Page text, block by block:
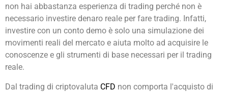
non hai abbastanza esperienza di trading perché non è
necessario investire denaro reale per fare trading. Infatti,
investire con un conto demo è solo una simulazione dei
movimenti reali del mercato e aiuta molto ad acquisire le
conoscenze e gli strumenti di base necessari per il trading
reale.
Dal trading di criptovaluta CFD non comporta l'acquisto di